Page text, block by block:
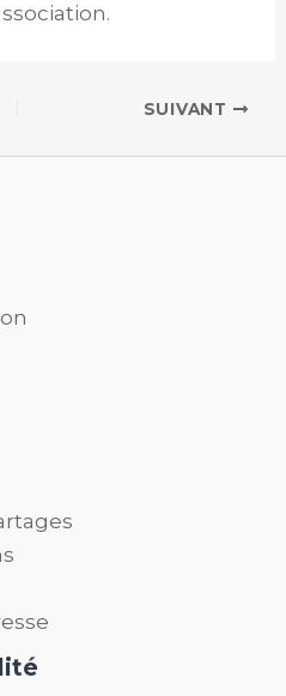
SUIVANT